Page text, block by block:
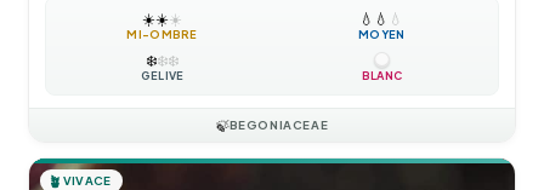
☀️☀️☀️
MI-OMBRE
💧 💧 💧
MOYEN
❄️❄️❄️
GÉLIVE BLANC
🍃BEGONIACEAE
🪴 VIVACE